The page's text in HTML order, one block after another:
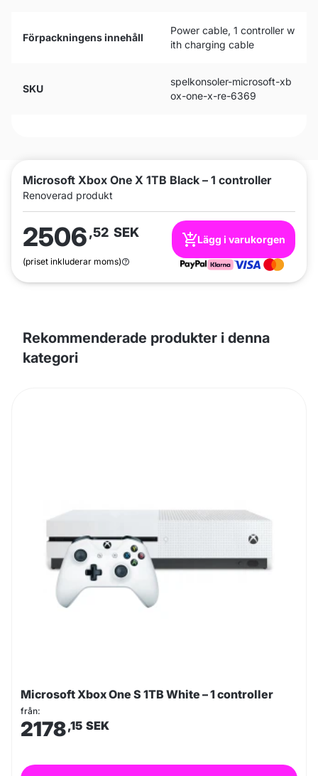
Microsoft Xbox One X 1TB Black – 1 controller
Renoverad produkt
2506,52 SEK
(priset inkluderar moms)
Lägg i varukorgen
Förpackningens innehåll
Power cable, 1 controller w
ith charging cable
SKU
spelkonsoler-microsoft-xb
ox-one-x-re-6369
Rekommenderade produkter i denna
kategori
Microsoft Xbox One S 1TB White – 1 controller
från:
2178,15 SEK